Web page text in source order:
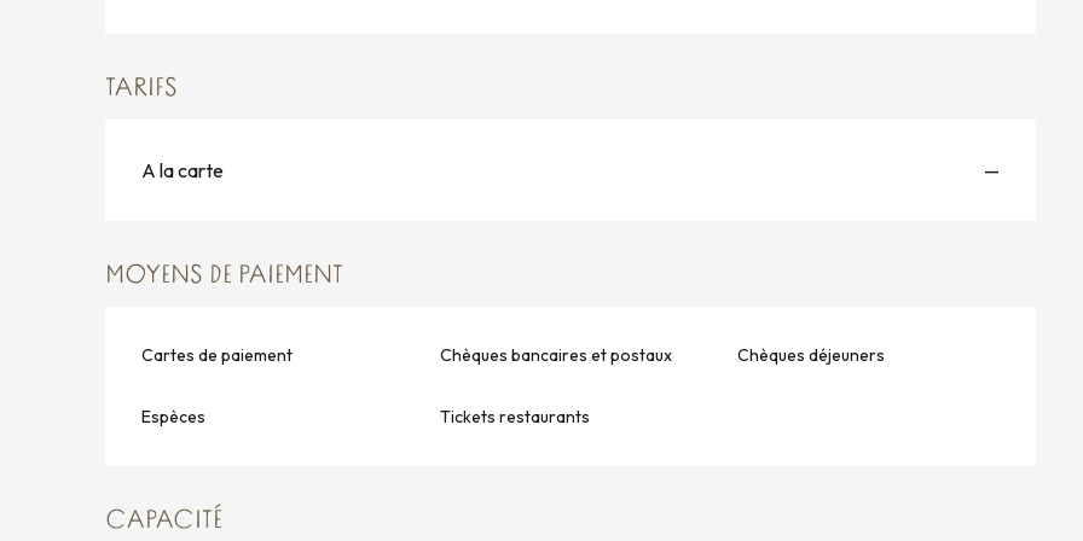
TARIFS
A la carte —
MOYENS DE PAIEMENT
Cartes de paiement Chèques bancaires et postaux Chèques déjeuners
Espèces Tickets restaurants
CAPACITÉ